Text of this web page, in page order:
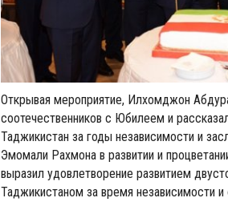
Открывая мероприятие, Илхомджон
соотечественников с Юбилеем и
Таджикистан за годы независимости и
Эмомали Рахмона в развитии и
выразил удовлетворение развитием
Таджикистаном за время независимости